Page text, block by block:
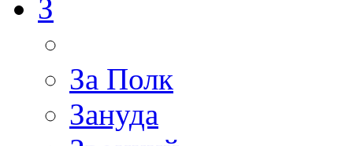
З
За Полк
Зануда